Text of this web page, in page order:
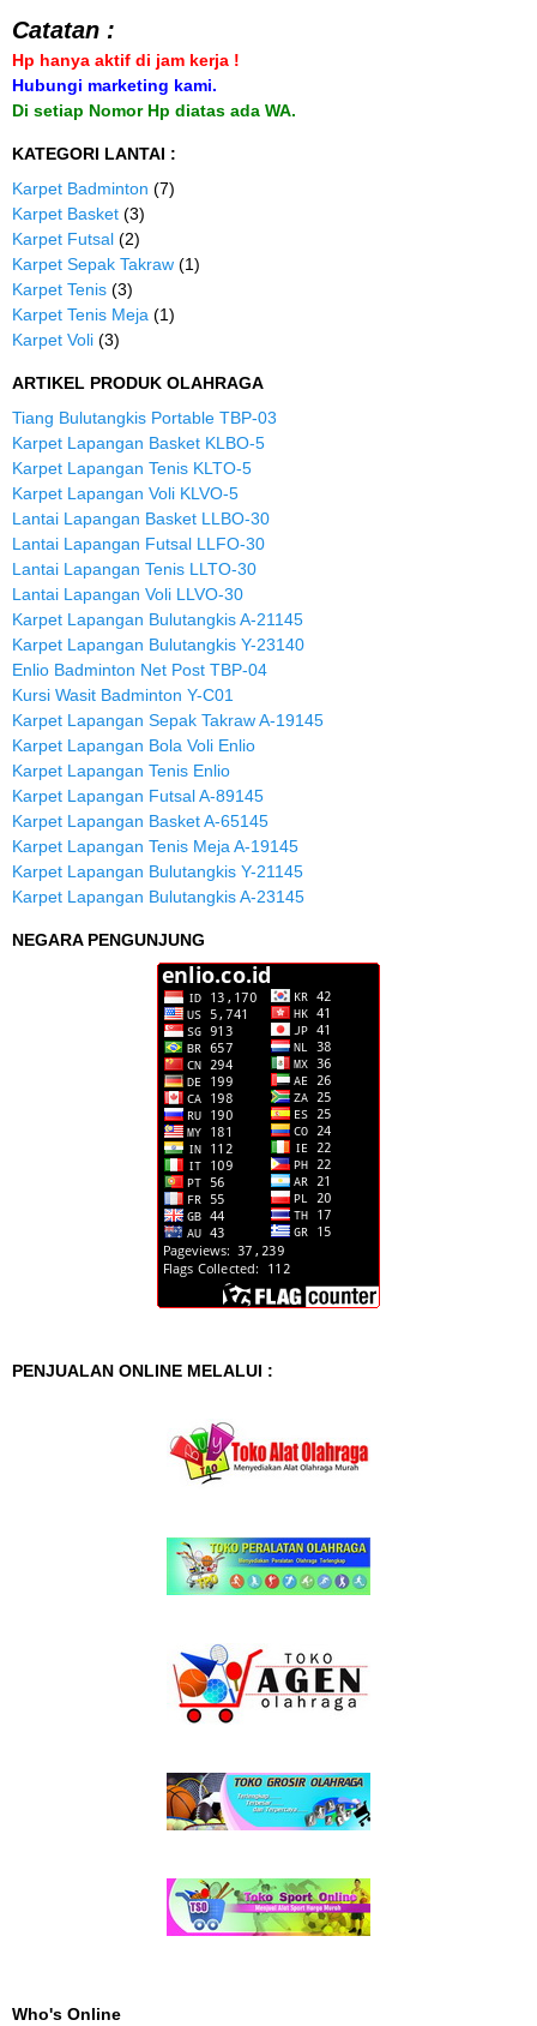
Catatan :
Hp hanya aktif di jam kerja !
Hubungi marketing kami.
Di setiap Nomor Hp diatas ada WA.
KATEGORI LANTAI :
Karpet Badminton (7)
Karpet Basket (3)
Karpet Futsal (2)
Karpet Sepak Takraw (1)
Karpet Tenis (3)
Karpet Tenis Meja (1)
Karpet Voli (3)
ARTIKEL PRODUK OLAHRAGA
Tiang Bulutangkis Portable TBP-03
Karpet Lapangan Basket KLBO-5
Karpet Lapangan Tenis KLTO-5
Karpet Lapangan Voli KLVO-5
Lantai Lapangan Basket LLBO-30
Lantai Lapangan Futsal LLFO-30
Lantai Lapangan Tenis LLTO-30
Lantai Lapangan Voli LLVO-30
Karpet Lapangan Bulutangkis A-21145
Karpet Lapangan Bulutangkis Y-23140
Enlio Badminton Net Post TBP-04
Kursi Wasit Badminton Y-C01
Karpet Lapangan Sepak Takraw A-19145
Karpet Lapangan Bola Voli Enlio
Karpet Lapangan Tenis Enlio
Karpet Lapangan Futsal A-89145
Karpet Lapangan Basket A-65145
Karpet Lapangan Tenis Meja A-19145
Karpet Lapangan Bulutangkis Y-21145
Karpet Lapangan Bulutangkis A-23145
NEGARA PENGUNJUNG
PENJUALAN ONLINE MELALUI :
Who's Online